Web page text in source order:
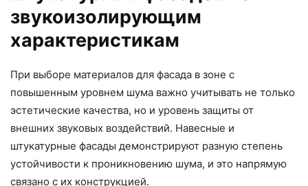
звукоизолирующим
характеристикам
При выборе материалов для фасада в зоне с
повышенным уровнем шума важно учитывать не только
эстетические качества, но и уровень защиты от
внешних звуковых воздействий. Навесные и
штукатурные фасады демонстрируют разную степень
устойчивости к проникновению шума, и это напрямую
связано с их конструкцией.